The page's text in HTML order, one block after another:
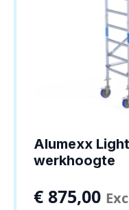
Alumexx
werkhoogte
€ 875,00